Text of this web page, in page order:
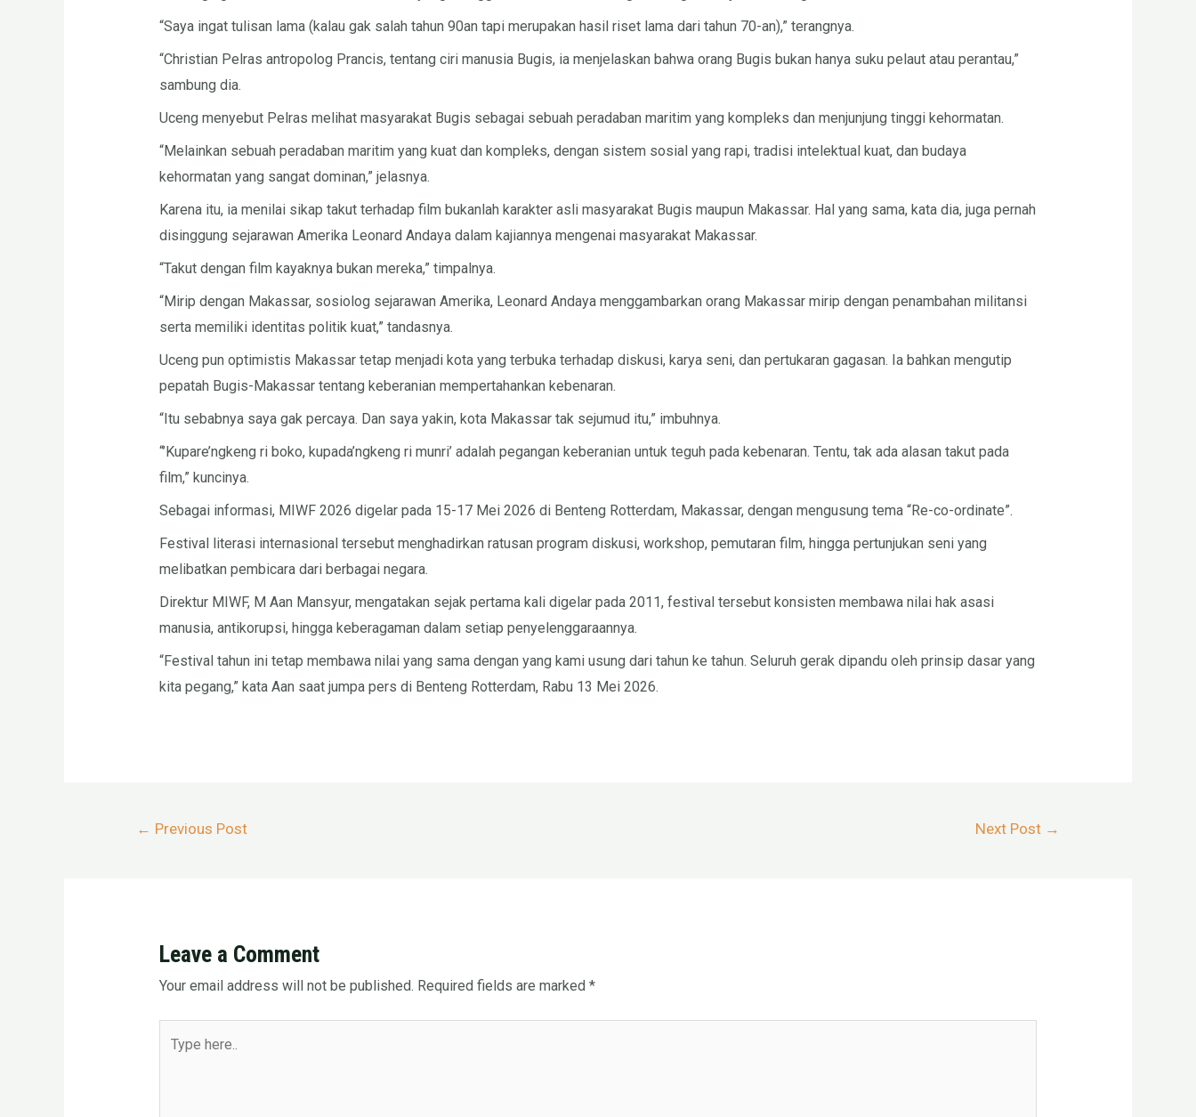
“Saya ingat tulisan lama (kalau gak salah tahun 90an tapi merupakan hasil riset lama dari tahun 70-an),” terangnya.
“Christian Pelras antropolog Prancis, tentang ciri manusia Bugis, ia menjelaskan bahwa orang Bugis bukan hanya suku pelaut atau perantau,”
sambung dia.
Uceng menyebut Pelras melihat masyarakat Bugis sebagai sebuah peradaban maritim yang kompleks dan menjunjung tinggi kehormatan.
“Melainkan sebuah peradaban maritim yang kuat dan kompleks, dengan sistem sosial yang rapi, tradisi intelektual kuat, dan budaya
kehormatan yang sangat dominan,” jelasnya.
Karena itu, ia menilai sikap takut terhadap film bukanlah karakter asli masyarakat Bugis maupun Makassar. Hal yang sama, kata dia, juga pernah
disinggung sejarawan Amerika Leonard Andaya dalam kajiannya mengenai masyarakat Makassar.
“Takut dengan film kayaknya bukan mereka,” timpalnya.
“Mirip dengan Makassar, sosiolog sejarawan Amerika, Leonard Andaya menggambarkan orang Makassar mirip dengan penambahan militansi
serta memiliki identitas politik kuat,” tandasnya.
Uceng pun optimistis Makassar tetap menjadi kota yang terbuka terhadap diskusi, karya seni, dan pertukaran gagasan. Ia bahkan mengutip
pepatah Bugis-Makassar tentang keberanian mempertahankan kebenaran.
“Itu sebabnya saya gak percaya. Dan saya yakin, kota Makassar tak sejumud itu,” imbuhnya.
“’Kupare’ngkeng ri boko, kupada’ngkeng ri munri’ adalah pegangan keberanian untuk teguh pada kebenaran. Tentu, tak ada alasan takut pada
film,” kuncinya.
Sebagai informasi, MIWF 2026 digelar pada 15-17 Mei 2026 di Benteng Rotterdam, Makassar, dengan mengusung tema “Re-co-ordinate”.
Festival literasi internasional tersebut menghadirkan ratusan program diskusi, workshop, pemutaran film, hingga pertunjukan seni yang
melibatkan pembicara dari berbagai negara.
Direktur MIWF, M Aan Mansyur, mengatakan sejak pertama kali digelar pada 2011, festival tersebut konsisten membawa nilai hak asasi
manusia, antikorupsi, hingga keberagaman dalam setiap penyelenggaraannya.
“Festival tahun ini tetap membawa nilai yang sama dengan yang kami usung dari tahun ke tahun. Seluruh gerak dipandu oleh prinsip dasar yang
kita pegang,” kata Aan saat jumpa pers di Benteng Rotterdam, Rabu 13 Mei 2026.
← Previous Post Next Post →
Leave a Comment
Your email address will not be published. Required fields are marked *
here..